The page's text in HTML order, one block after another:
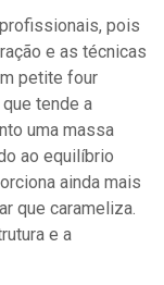
pois
e as técnicas
petite four
tende a
uma massa
ao equilíbrio
ainda mais
que carameliza.
e a